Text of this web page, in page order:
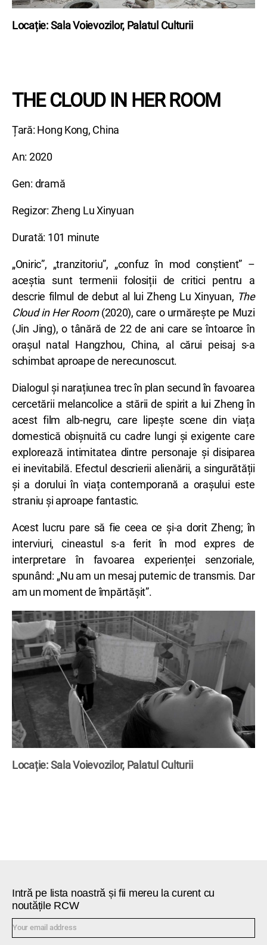
Locație: Sala Voievozilor, Palatul Culturii
THE CLOUD IN HER ROOM
Țară: Hong Kong, China
An: 2020
Gen: dramă
Regizor: Zheng Lu Xinyuan
Durată: 101 minute
„Oniric”, „tranzitoriu”, „confuz în mod conștient” –
aceștia sunt termenii folosiții de critici pentru a
descrie filmul de debut al lui Zheng Lu Xinyuan, The
Cloud in Her Room(2020), care o urmărește pe Muzi
(Jin Jing), o tânără de 22 de ani care se întoarce în
orașul natal Hangzhou, China, al cărui peisaj s-a
schimbat aproape de nerecunoscut.
Dialogul și narațiunea trec în plan secund în favoarea
cercetării melancolice a stării de spirit a lui Zheng în
acest film alb-negru, care lipește scene din viața
domestică obișnuită cu cadre lungi și exigente care
explorează intimitatea dintre personaje și disiparea
ei inevitabilă. Efectul descrierii alienării, a singurătății
și a dorului în viața contemporană a orașului este
straniu și aproape fantastic.
Acest lucru pare să fie ceea ce și-a dorit Zheng; în
interviuri, cineastul s-a ferit în mod expres de
interpretare în favoarea experienței senzoriale,
spunând: „Nu am un mesaj puternic de transmis. Dar
am un moment de împărtășit”.
Locație: Sala Voievozilor, Palatul Culturii
Intră pe lista noastră și fii mereu la curent cu
noutățile RCW